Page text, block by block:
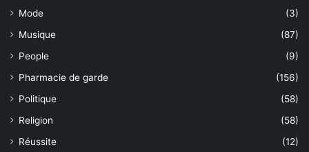
Mode
(3)
Musique
(87)
People
(9)
Pharmacie de garde
(156)
Politique
(58)
Religion
(58)
Réussite
(12)